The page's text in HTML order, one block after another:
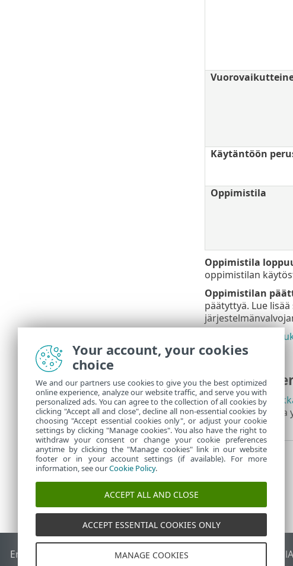
Käytäntöön
Oppimistila
Oppimistila
oppimistilan
Oppimistilan
päätyttyä. Lue
Oppimistilan
varten.
Sovelluksen
yrittää muodostaa
End of Life ESET-tietämyskantaESET-foorumi ESET Status Portal
Your account, your cookies
choice
We and our partners use cookies to give you the best optimized
online experience, analyze our website traffic, and serve you with
personalized ads. You can agree to the collection of all cookies by
clicking "Accept all and close", decline all non-essential cookies by
choosing "Accept essential cookies only", or adjust your cookie
settings by clicking "Manage cookies". You also have the right to
withdraw your consent or change your cookie preferences
anytime by clicking the "Manage cookies" link in our website
footer or in your account settings (if available). For more
information, see ourCookie Policy.
ACCEPT ALL AND CLOSE
ACCEPT ESSENTIAL COOKIES ONLY
MANAGE COOKIES